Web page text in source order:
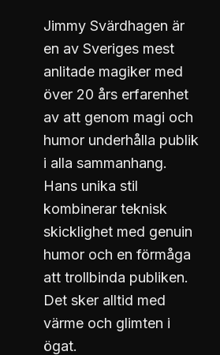
Jimmy Svärdhagen är
en av Sveriges mest
anlitade magiker med
över 20 års erfarenhet
av att genom magi och
humor underhålla publik
i alla sammanhang.
Hans unika stil
kombinerar teknisk
skicklighet med genuin
humor och en förmåga
att trollbinda publiken.
Det sker alltid med
värme och glimten i
ögat.